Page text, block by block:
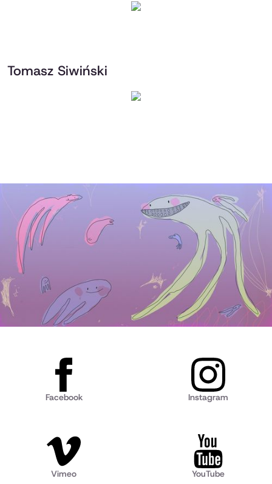
Tomasz Siwiński
Facebook Instagram
Vimeo YouTube